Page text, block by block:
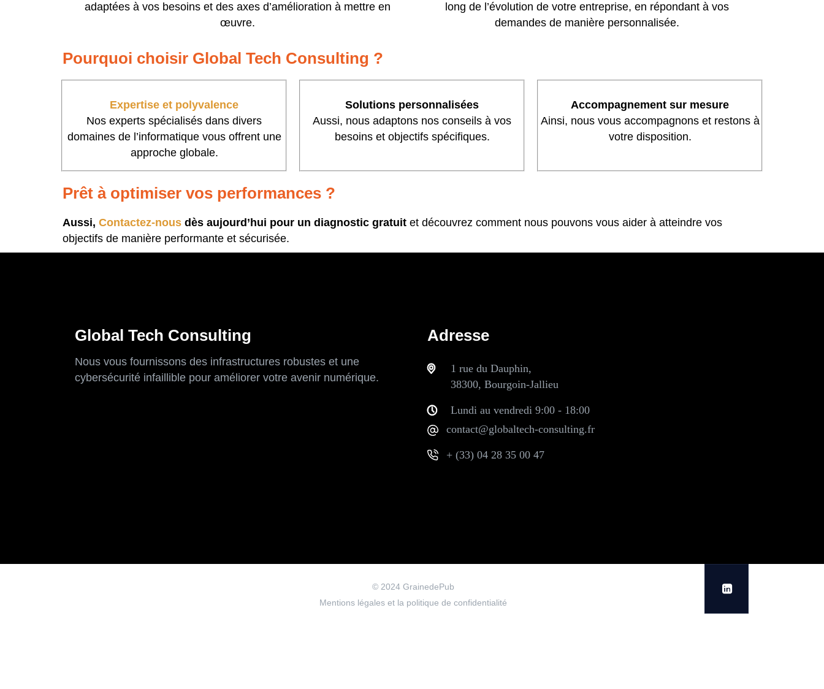
adaptées à vos besoins et des axes d’amélioration à mettre en
œuvre.
long de l’évolution de votre entreprise, en répondant à vos
demandes de manière personnalisée.
Pourquoi choisir Global Tech Consulting ?
Expertise et polyvalence
Nos experts spécialisés dans divers
domaines de l’informatique vous offrent une
approche globale.
Solutions personnalisées
Aussi, nous adaptons nos conseils à vos
besoins et objectifs spécifiques.
Accompagnement sur mesure
Ainsi, nous vous accompagnons et restons à
votre disposition.
Prêt à optimiser vos performances ?
Aussi, Contactez-nous dès aujourd’hui pour un diagnostic gratuit et découvrez comment nous pouvons vous aider à atteindre vos
objectifs de manière performante et sécurisée.
Global Tech Consulting
Nous vous fournissons des infrastructures robustes et une
cybersécurité infaillible pour améliorer votre avenir numérique.
Adresse
1 rue du Dauphin,
38300, Bourgoin-Jallieu
Lundi au vendredi 9:00 - 18:00
contact@globaltech-consulting.fr
+ (33) 04 28 35 00 47
© 2024GrainedePub
Mentions légales et la politique de confidentialité